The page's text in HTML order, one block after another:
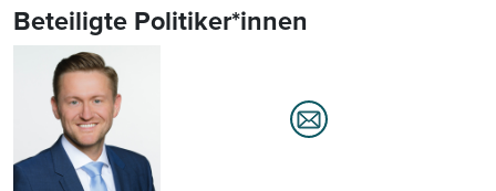
Beteiligte Politiker*innen